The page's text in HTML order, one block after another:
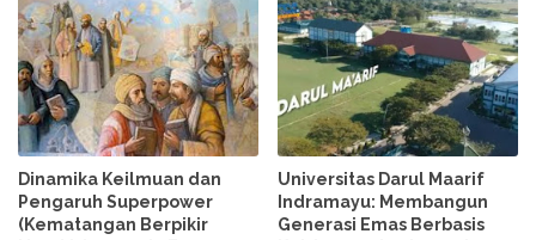
Dinamika Keilmuan dan
Pengaruh Superpower
(Kematangan Berpikir
Universitas Darul Maarif
Indramayu: Membangun
Generasi Emas Berbasis